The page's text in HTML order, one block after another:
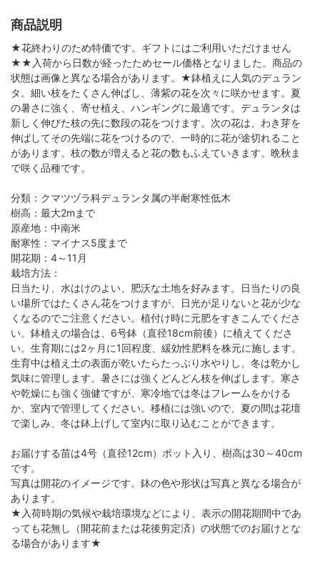
商品説明
★花終わりのため特価です。ギフトにはご利用いただけません
★★入荷から日数が経ったためセール価格となりました。商品の
状態は画像と異なる場合があります。★鉢植えに人気のデュラン
タ。細い枝をたくさん伸ばし、薄紫の花を次々に咲かせます。夏
の暑さに強く、寄せ植え、ハンギングに最適です。デュランタは
新しく伸びた枝の先に数段の花をつけます。次の花は、わき芽を
伸ばしてその先端に花をつけるので、一時的に花が途切れること
があります。枝の数が増えると花の数もふえていきます。晩秋ま
で咲く品種です。
分類：クマツヅラ科デュランタ属の半耐寒性低木
樹高：最大2mまで
原産地：中南米
耐寒性：マイナス5度まで
開花期：4～11月
栽培方法：
日当たり、水はけのよい、肥沃な土地を好みます。日当たりの良
い場所ではたくさん花をつけますが、日光が足りないと花が少な
くなるのでご注意ください。植付け時に元肥をすきこんでくださ
い。鉢植えの場合は、6号鉢（直径18cm前後）に植えてくださ
い。生育期には2ヶ月に1回程度、緩効性肥料を株元に施します。
生育中は植え土の表面が乾いたらたっぷり水やりし、冬は乾かし
気味に管理します。暑さには強くどんどん枝を伸ばします。寒さ
や乾燥にも強く強健ですが、寒冷地では冬はフレームをかける
か、室内で管理してください。移植には強いので、夏の間は花壇
で楽しみ、冬は鉢上げして室内に取り込むことができます。
お届けする苗は4号（直径12cm）ポット入り、樹高は30～40cm
です。
写真は開花のイメージです。鉢の色や形状は写真と異なる場合が
あります。
★入荷時期の気候や栽培環境などにより、表示の開花期間中であ
っても花無し（開花前または花後剪定済）の状態でのお届けとな
る場合があります★